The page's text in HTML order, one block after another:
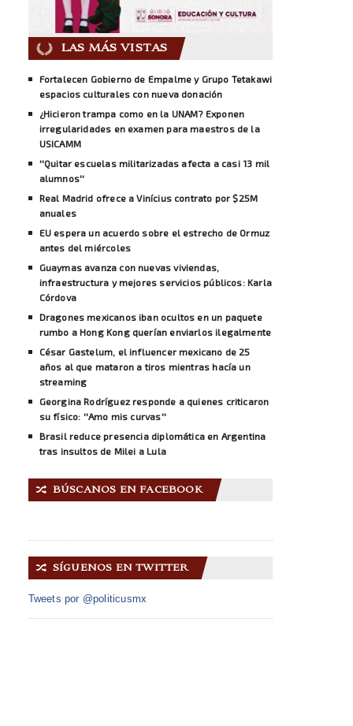
LAS MÁS VISTAS
Fortalecen Gobierno de Empalme y Grupo Tetakawi
espacios culturales con nueva donación
¿Hicieron trampa como en la UNAM? Exponen
irregularidades en examen para maestros de la
USICAMM
''Quitar escuelas militarizadas afecta a casi 13 mil
alumnos''
Real Madrid ofrece a Vinícius contrato por $25M
anuales
EU espera un acuerdo sobre el estrecho de Ormuz
antes del miércoles
Guaymas avanza con nuevas viviendas,
infraestructura y mejores servicios públicos: Karla
Córdova
Dragones mexicanos iban ocultos en un paquete
rumbo a Hong Kong querían enviarlos ilegalmente
César Gastelum, el influencer mexicano de 25
años al que mataron a tiros mientras hacía un
streaming
Georgina Rodríguez responde a quienes criticaron
su físico: ''Amo mis curvas''
Brasil reduce presencia diplomática en Argentina
tras insultos de Milei a Lula
🔀 BÚSCANOS EN FACEBOOK
🔀 SÍGUENOS EN TWITTER
Tweets por @politicusmx